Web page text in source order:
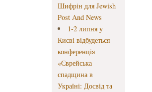
Шифрін для Jewish
Post And News
1-2 липня у
Києві відбудеться
конференція
«Єврейська
спадщина в
Україні: Досвід та